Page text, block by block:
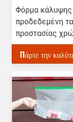
Φόρμα κάλυψης
προδεδεμένη
προστασίας
αυτοκινήτων
Πάρτε την